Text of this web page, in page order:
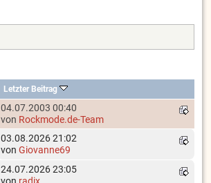
Letzter Beitrag
04.07.2003 00:40
von Rockmode.de-Team
03.08.2026 21:02
vonGiovanne69
24.07.2026 23:05
von radix